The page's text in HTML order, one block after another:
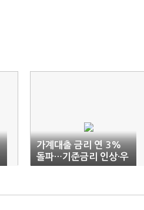
가계대출 금리 연 3%
돌파…기준금리 인상·우
대금리 축소 여파